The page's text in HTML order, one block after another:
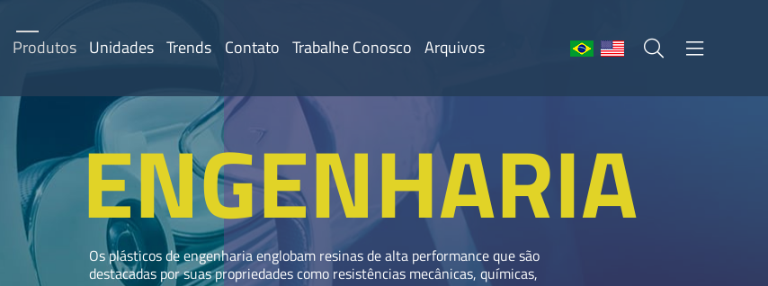
Produtos Unidades Trends Contato Trabalhe Conosco Arquivos
ENGENHARIA
Os plásticos de engenharia englobam resinas de alta performance que são
destacadas por suas propriedades como resistências mecânicas, químicas,